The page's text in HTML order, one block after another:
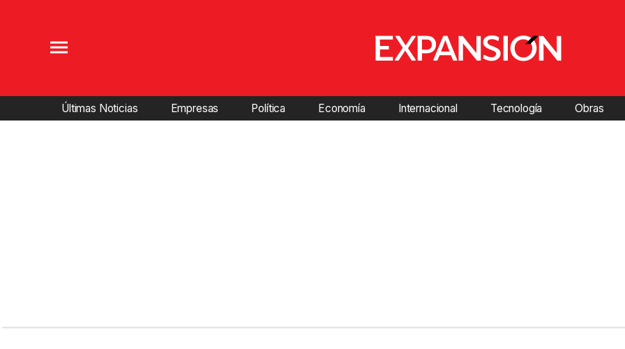
Últimas Noticias Empresas Política Economía Internacional Tecnología Obras